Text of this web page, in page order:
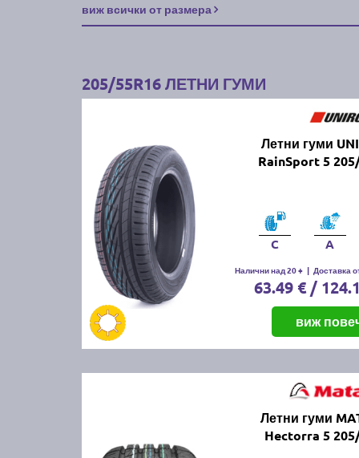
виж всички от размера
205/55R16 ЛЕТНИ ГУМИ
Летни гуми
RainSport 5
C A
Налични над 20 + | Доставка
63.49 € /
виж
Летни гуми
Hectorra 5